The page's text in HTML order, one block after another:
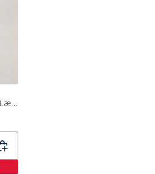
Only Dame Kendell Ankel Længde Slim Jeans Mørkeblå Denim